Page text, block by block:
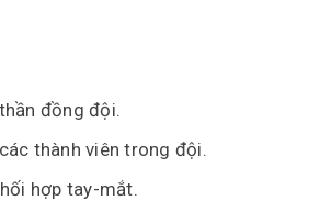
đồng đội.
thành viên trong đội.
hợp tay-mắt.